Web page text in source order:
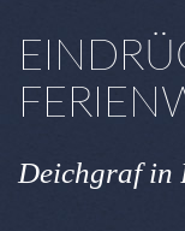
Deichgraf in